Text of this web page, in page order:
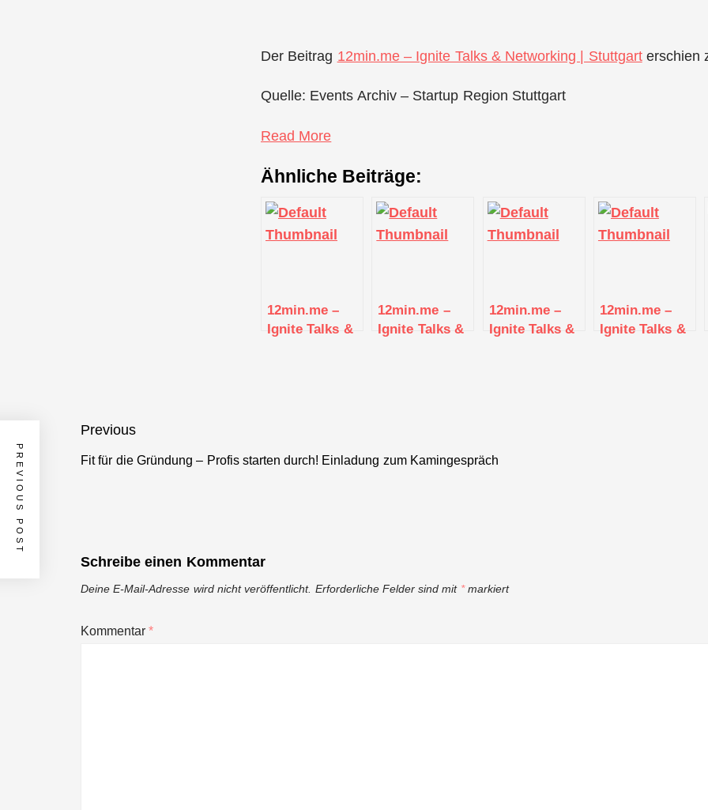
Der Beitrag 12min.me – Ignite Talks & Networking | Stuttgarterschien
Quelle: Events Archiv – Startup Region Stuttgart
Read More
Ähnliche Beiträge:
12min.me –
Ignite Talks &
12min.me –
Ignite Talks &
12min.me –
Ignite Talks &
12min.me –
Ignite Talks &
Beitragsnavigation
Previous
Previous
Fit für die Gründung – Profis starten durch! Einladung zum Kamingespräch
PREVIOUS POST
Schreibe einen Kommentar
Deine E-Mail-Adresse wird nicht veröffentlicht. Erforderliche Felder sind mit *markiert
Kommentar*